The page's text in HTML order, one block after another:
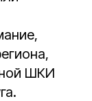
ШКИ